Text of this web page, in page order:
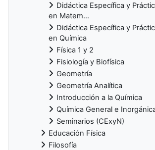
Didáctica Específica y
en Matem...
Didáctica Específica y
en Química
Física 1 y 2
Fisiología y Biofísica
Geometría
Geometría Analítica
Introducción a la Química
Química General e
Seminarios (CExyN)
Educación Física
Filosofía